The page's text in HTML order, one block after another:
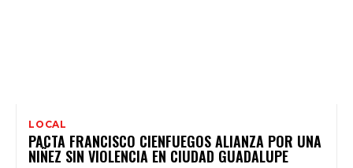
LOCAL
PACTA FRANCISCO CIENFUEGOS ALIANZA POR UNA
NIÑEZ SIN VIOLENCIA EN CIUDAD GUADALUPE